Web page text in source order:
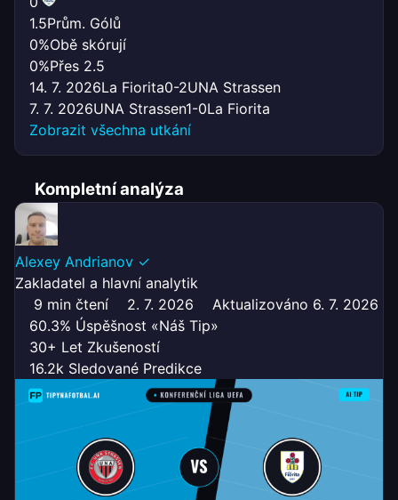
1.5Prům. Gólů
0%Obě skórují
0%Přes 2.5
14. 7. 2026La Fiorita0-2UNA Strassen
7. 7. 2026UNA Strassen1-0La Fiorita
Zobrazit všechna utkání
Kompletní analýza
Alexey Andrianov ✓
Zakladatel a hlavní analytik
9 min čtení
2. 7. 2026
Aktualizováno 6. 7. 2026
60.3% Úspěšnost «Náš Tip»
30+ Let Zkušeností
16.2k Sledované Predikce